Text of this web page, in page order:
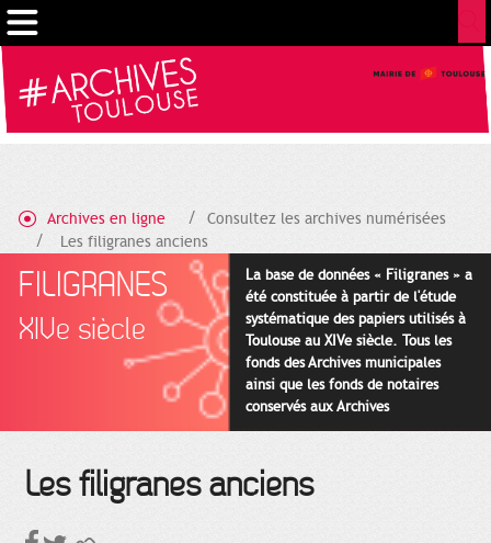
Archives en ligne
Consultez les archives numérisées
Les filigranes anciens
FILIGRANES
XIVe siècle
La base de données « Filigranes » a
été constituée à partir de l'étude
systématique des papiers utilisés à
Toulouse au XIVe siècle. Tous les
fonds des Archives municipales
ainsi que les fonds de notaires
conservés aux Archives
départementales pour cette
Les filigranes anciens
Gestion de vos préférences sur les cookies